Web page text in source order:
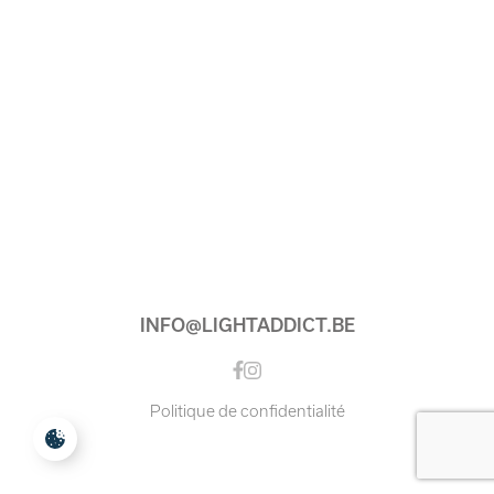
INFO@LIGHTADDICT.BE
Politique de confidentialité